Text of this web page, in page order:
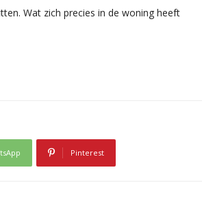
Wat zich precies in de woning heeft
Pinterest